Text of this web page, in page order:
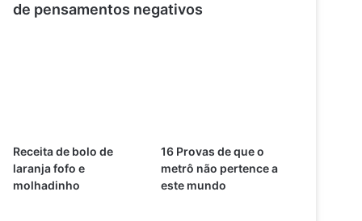
de pensamentos negativos
Receita de bolo de
laranja fofo e
molhadinho
16 Provas de que o
metrô não pertence a
este mundo